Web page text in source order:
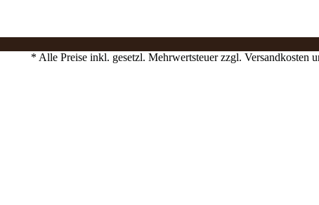
* Alle Preise inkl. gesetzl. Mehrwertsteuer zzgl. Versandkosten